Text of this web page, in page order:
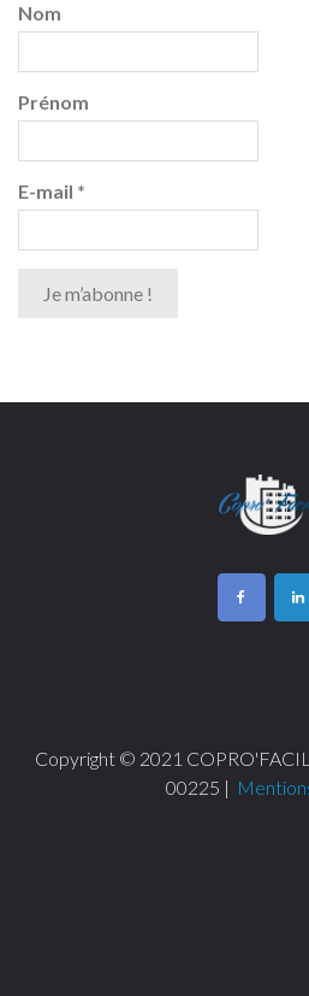
Nom
Prénom
E-mail *
Copyright © 2021
00225 |